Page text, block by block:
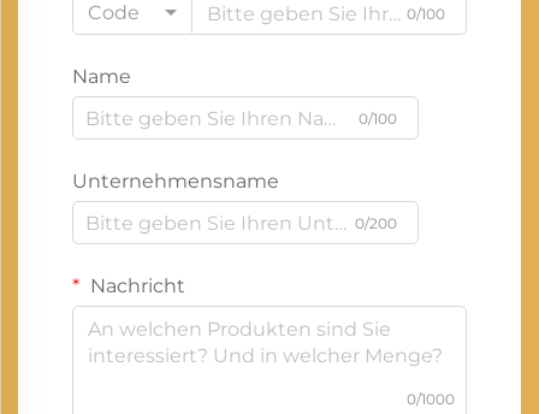
Code
0/100
Name
0/100
Unternehmensname
0/200
Nachricht
0/1000